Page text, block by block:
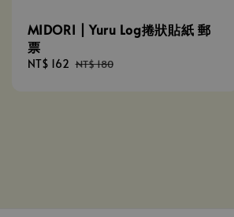
MIDORI | Yuru Log捲狀貼紙 郵
票
Sale
NT$ 162 Regular
NT$ 180